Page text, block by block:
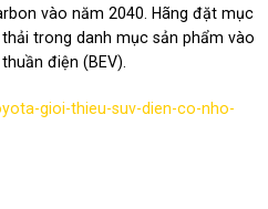
vào năm 2040. Hãng đặt mục
trong danh mục sản phẩm vào
điện (BEV).
gioi-thieu-suv-dien-co-nho-